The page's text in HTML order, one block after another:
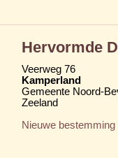
Hervormde
Veerweg 76
Kamperland
Gemeente Noord-
Zeeland
Nieuwe bestemming